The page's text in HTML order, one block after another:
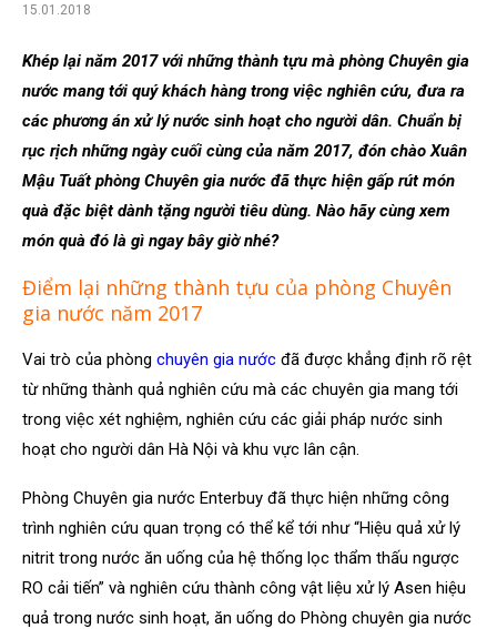
15.01.2018
Khép lại năm 2017 với những thành tựu mà phòng Chuyên gia
nước mang tới quý khách hàng trong việc nghiên cứu, đưa ra
các phương án xử lý nước sinh hoạt cho người dân. Chuẩn bị
rục rịch những ngày cuối cùng của năm 2017, đón chào Xuân
Mậu Tuất phòng Chuyên gia nước đã thực hiện gấp rút món
quà đặc biệt dành tặng người tiêu dùng. Nào hãy cùng xem
món quà đó là gì ngay bây giờ nhé?
Điểm lại những thành tựu của phòng Chuyên
gia nước năm 2017
Vai trò của phòng chuyên gia nước đã được khẳng định rõ rệt
từ những thành quả nghiên cứu mà các chuyên gia mang tới
trong việc xét nghiệm, nghiên cứu các giải pháp nước sinh
hoạt cho người dân Hà Nội và khu vực lân cận.
Phòng Chuyên gia nước Enterbuy đã thực hiện những công
trình nghiên cứu quan trọng có thể kể tới như “Hiệu quả xử lý
nitrit trong nước ăn uống của hệ thống lọc thẩm thấu ngược
RO cải tiến” và nghiên cứu thành công vật liệu xử lý Asen hiệu
quả trong nước sinh hoạt, ăn uống do Phòng chuyên gia nước